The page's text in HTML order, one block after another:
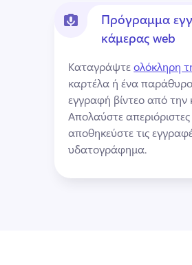
Πρόγραμμα
κάμερας web
Καταγράψτε ολόκληρη
καρτέλα ή ένα
Απολαύστε
αποθηκεύστε τις
υδατογράφημα.